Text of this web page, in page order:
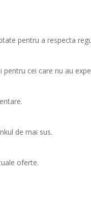
pentru a respecta
cei care nu au
de mai sus.
oferte.